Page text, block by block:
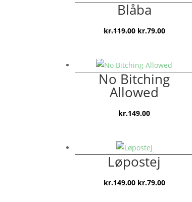
Blåba
kr.119.00 Den
var:
kr.119.00.
kr.79.00Den
er:
kr.79.00.
No Bitching
Allowed
kr.149.00
Løpostej
kr.149.00 Den
kr.79.00Den